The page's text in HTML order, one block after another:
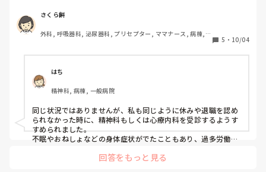
耐えて耐えて2度の育休を取得させてもらって、復職して9年
目になります。復職してから益々追い詰められる出来事があ
りました。
言をたくさんされました。この地点で3末退職はokもらえま
散々耐えてきて、今回耐えられなくなりハラスメント窓口に
相談に行きました。
そこから看護部長に繋いでもらって直接話を聞いて下さり、
12月末退職の了承を得られました。
退職理由はハラスメントもありますが、病院に行った訳では
ありませんが自律神経失調症や適応障害などメンタル＋身体
て非常勤で働きたいことも伝えましたが受け入れてもらえ
さくら餅
外科, 呼吸器科, 泌尿器科, プリセプター, ママナース, 病棟,
5 ・ 10/04
はち
精神科, 病棟, 一般病院
同じ状況ではありませんが、私も同じように休みや退職を認め
られなかった時に、精神科もしくは心療内科を受診するようす
すめられました。
不眠やおねしょなどの身体症状がでたこともあり、過多労働で
しました。不眠・不安障害？だったかな、薬もださないでもら
回答をもっと見る